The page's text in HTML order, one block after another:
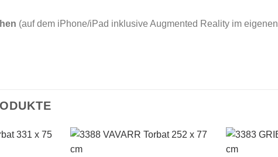
(auf dem iPhone/iPad inklusive Augmented Reality im